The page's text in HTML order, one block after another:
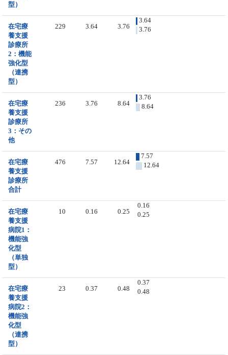
型）
在宅療
養支援
診療所
2：機能
強化型
（連携
型）
229 3.64 3.76
3.64
3.76
在宅療
養支援
診療所
3：その
他
236 3.76 8.64
3.76
8.64
在宅療
養支援
診療所
合計
476 7.57 12.64
7.57
12.64
在宅療
養支援
病院1：
機能強
化型
（単独
型）
10 0.16 0.25
0.16
0.25
在宅療
養支援
病院2：
機能強
化型
（連携
型）
23 0.37 0.48
0.37
0.48